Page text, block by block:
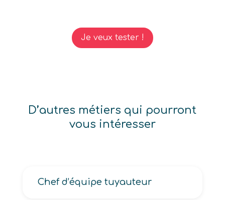
Je veux tester !
D’autres métiers qui pourront
vous intéresser
Chef d’équipe tuyauteur